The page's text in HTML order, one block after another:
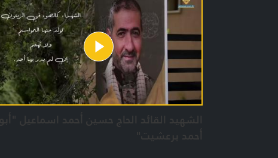
الشهيد القائد الحاج حسين أحمد اسماعيل "أبو
أحمد برعشيت"